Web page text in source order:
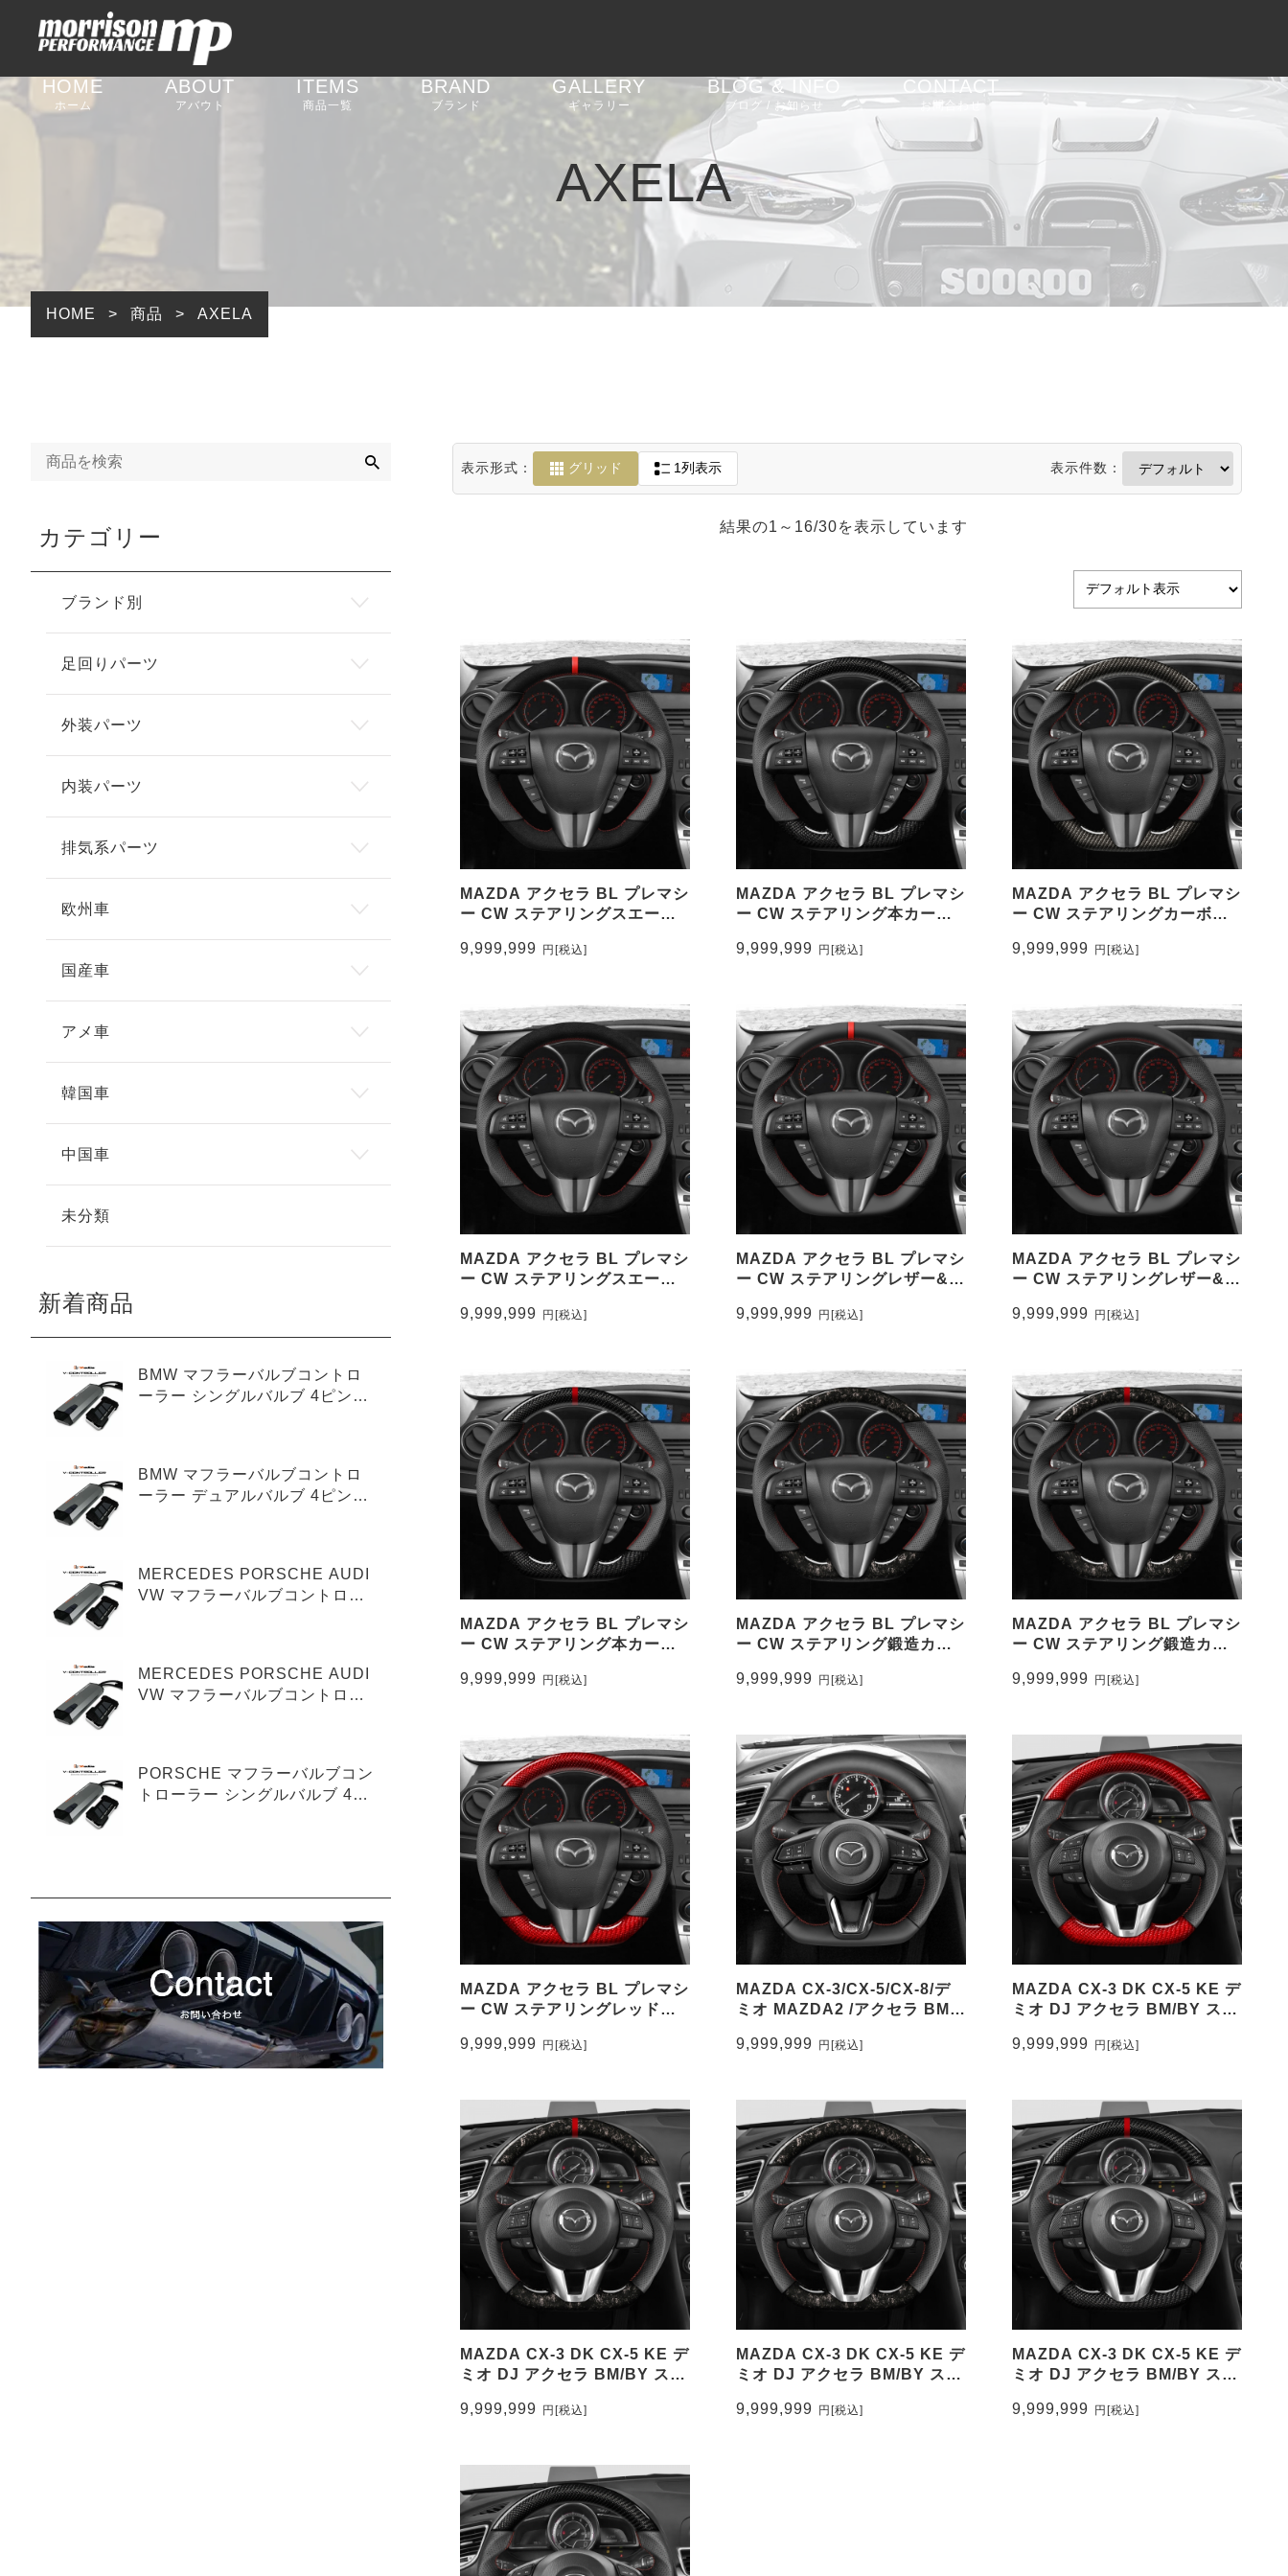
HOME
ホーム
ABOUT
アバウト
ITEMS
商品一覧
車高調
エアロパーツ
ステアリング
BRAND
ブランド
AGT SHOCK
GALLERY
ギャラリー
BMW 2 Series G42
BMW M2 F87
BMW M2 G87
BMW 8 Series G14
G15 G16
BMW iX3 G08
BMW X3M F97
BMW X5M F95
BLOG & INFO
ブログ / お知らせ
お知らせ
ブログ
ピックアップ
CONTACT
お問合わせ
AXELA
HOME > 商品 > AXELA
表示形式： グリッド 1列表示 表示件数：
結果の1～16/30を表示しています
MAZDA アクセラ BL プレマシ
ー CW ステアリングスエード
ーク有り CEEHOR-
9,999,999 円[税込]
MAZDA アクセラ BL プレマシ
ー CW ステアリング本カーボ
ーク無し CEEHOR-M32_CAR
9,999,999 円[税込]
MAZDA アクセラ BL プレマシ
ー CW ステアリングカーボン
プマーク無し CEEHOR-
9,999,999 円[税込]
MAZDA アクセラ BL プレマシ
ー CW ステアリングスエード
ーク無し CEEHOR-
9,999,999 円[税込]
MAZDA アクセラ BL プレマシ
ー CW ステアリングレザー&パ
有り CEEHOR-M32_NAPO
9,999,999 円[税込]
MAZDA アクセラ BL プレマシ
ー CW ステアリングレザー&パ
無し CEEHOR-M32_NAP
9,999,999 円[税込]
MAZDA アクセラ BL プレマシ
ー CW ステアリング本カーボ
ーク有り CEEHOR-
9,999,999 円[税込]
MAZDA アクセラ BL プレマシ
ー CW ステアリング鍛造カー
マーク無し CEEHOR-
9,999,999 円[税込]
MAZDA アクセラ BL プレマシ
ー CW ステアリング鍛造カー
マーク有り CEEHOR-
9,999,999 円[税込]
MAZDA アクセラ BL プレマシ
ー CW ステアリングレッド本
ップマーク無し CEEHOR-
9,999,999 円[税込]
MAZDA CX-3/CX-5/CX-8/デ
ミオ MAZDA2 /アクセラ BM
グレザー トップマーク無し
9,999,999 円[税込]
MAZDA CX-3 DK CX-5 KE デ
ミオ DJ アクセラ BM/BY ステ
ンチングレザー トップマーク
9,999,999 円[税込]
MAZDA CX-3 DK CX-5 KE デ
ミオ DJ アクセラ BM/BY ステ
ングレザー トップマーク有り
9,999,999 円[税込]
MAZDA CX-3 DK CX-5 KE デ
ミオ DJ アクセラ BM/BY ステ
ングレザー トップマーク無し
9,999,999 円[税込]
MAZDA CX-3 DK CX-5 KE デ
ミオ DJ アクセラ BM/BY ステ
グレザー トップマーク有り
9,999,999 円[税込]
カテゴリー
ブランド別
足回りパーツ
外装パーツ
内装パーツ
排気系パーツ
欧州車
国産車
アメ車
韓国車
中国車
未分類
新着商品
BMW マフラーバルブコントロ
ーラー シングルバルブ 4ピンタ
BMW マフラーバルブコントロ
ーラー デュアルバルブ 4ピンタ
MERCEDES PORSCHE AUDI
VW マフラーバルブコントロー
MERCEDES PORSCHE AUDI
VW マフラーバルブコントロー
PORSCHE マフラーバルブコン
トローラー シングルバルブ 4ピ